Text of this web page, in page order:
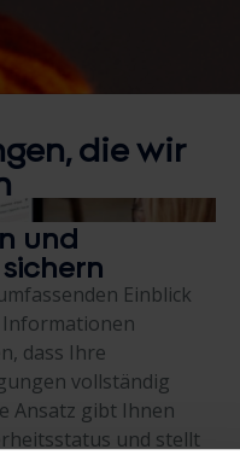
die wir
und
Einblick
Informationen
dass Ihre
vollständig
Ansatz gibt Ihnen
und stellt